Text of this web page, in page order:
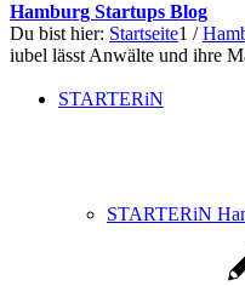
STARTERiN
STARTERiN
Hamburg Startups Blog
Du bist hier: Startseite1 /
iubel lässt Anwälte und ihre